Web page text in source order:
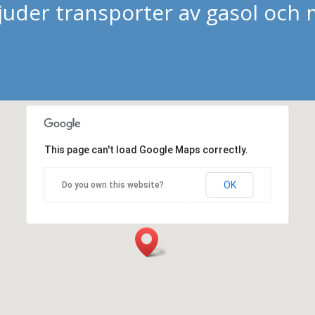
transporter av gasol och
This page can't load Google Maps correctly.
Do you own this website? OK